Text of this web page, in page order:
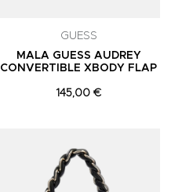
GUESS
MALA GUESS AUDREY
CONVERTIBLE XBODY FLAP
145,00 €